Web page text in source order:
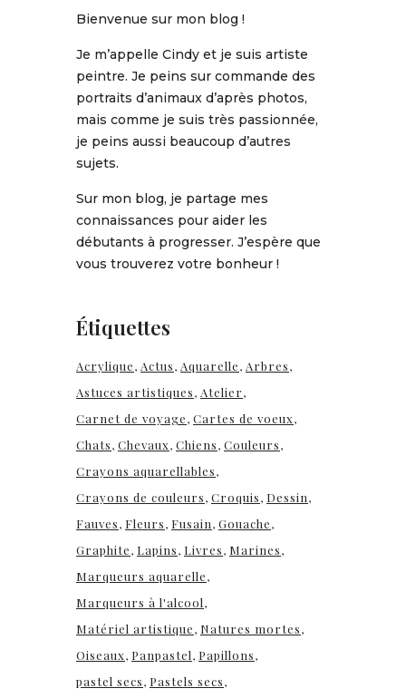
Bienvenue sur mon blog !
Je m’appelle Cindy et je suis artiste
peintre. Je peins sur commande des
portraits d’animaux d’après photos,
mais comme je suis très passionnée,
je peins aussi beaucoup d’autres
sujets.
Sur mon blog, je partage mes
connaissances pour aider les
débutants à progresser. J’espère que
vous trouverez votre bonheur !
Étiquettes
Acrylique Actus Aquarelle Arbres
Astuces artistiques Atelier
Carnet de voyage Cartes de voeux
Chats Chevaux Chiens Couleurs
Crayons aquarellables
Crayons de couleurs Croquis Dessin
Fauves Fleurs Fusain Gouache
Graphite Lapins Livres Marines
Marqueurs aquarelle
Marqueurs à l'alcool
Matériel artistique Natures mortes
Oiseaux Panpastel Papillons
pastel secs Pastels secs